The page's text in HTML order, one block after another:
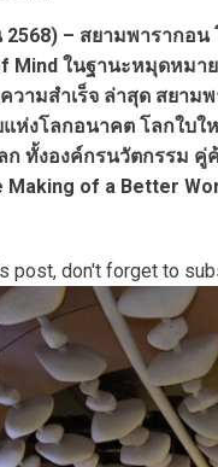
2568) – สยามพาราก
Mind ในฐานะหมุดหม
วามสำเร็จ ล่าสุด สยา
บแห่งโลกอนาคต โลกใ
ทั้งองค์กรนวัตกรรม คู่
Making of a Better
post, don't forget to